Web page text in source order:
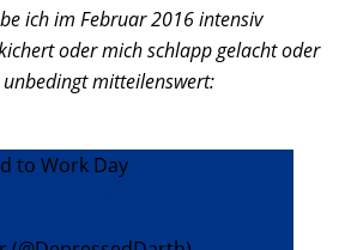
ich im Februar 2016 intensiv
oder mich schlapp gelacht oder
mitteilenswert:
to Work Day